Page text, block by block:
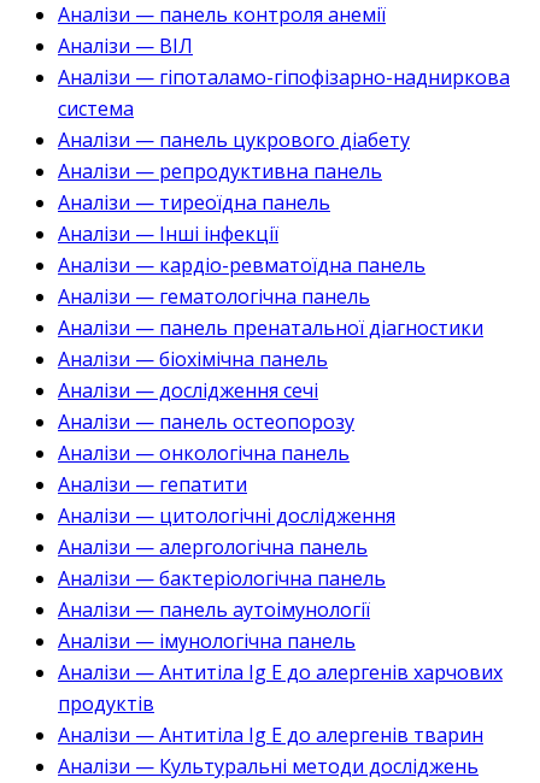
Аналізи — панель контроля анемії
Аналізи — ВІЛ
Аналізи — гіпоталамо-гіпофізарно-надниркова
система
Аналізи — панель цукрового діабету
Аналізи — репродуктивна панель
Аналізи — тиреоїдна панель
Аналізи — Інші інфекції
Аналізи — кардіо-ревматоїдна панель
Аналізи — гематологічна панель
Аналізи — панель пренатальної діагностики
Аналізи — біохімічна панель
Аналізи — дослідження сечі
Аналізи — панель остеопорозу
Аналізи — онкологічна панель
Аналізи — гепатити
Аналізи — цитологічні дослідження
Аналізи — алергологічна панель
Аналізи — бактеріологічна панель
Аналізи — панель аутоімунології
Аналізи — імунологічна панель
Аналізи — Антитіла Ig E до алергенів харчових
продуктів
Аналізи — Антитіла Ig E до алергенів тварин
Аналізи — Культуральні методи досліджень